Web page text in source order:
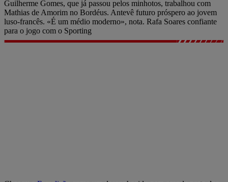
Guilherme Gomes, que já passou pelos minhotos, trabalhou com
Mathias de Amorim no Bordéus. Antevê futuro próspero ao jovem
luso-francês. «É um médio moderno», nota. Rafa Soares confiante
para o jogo com o Sporting